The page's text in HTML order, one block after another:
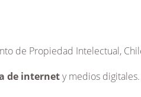
de Propiedad Intelectual,
de internety medios digitales.